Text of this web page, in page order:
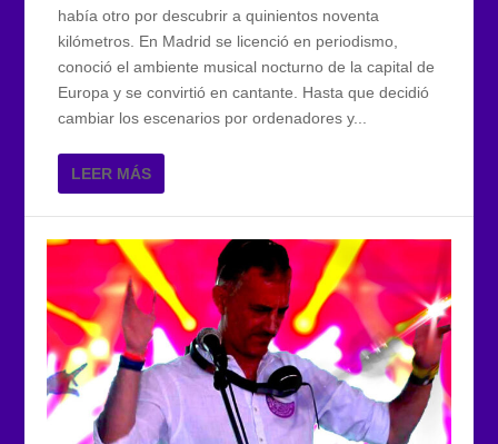
había otro por descubrir a quinientos noventa
kilómetros. En Madrid se licenció en periodismo,
conoció el ambiente musical nocturno de la capital de
Europa y se convirtió en cantante. Hasta que decidió
cambiar los escenarios por ordenadores y...
LEER MÁS